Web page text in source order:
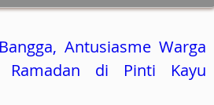
Antusiasme Warga
Ramadan di Pinti Kayu